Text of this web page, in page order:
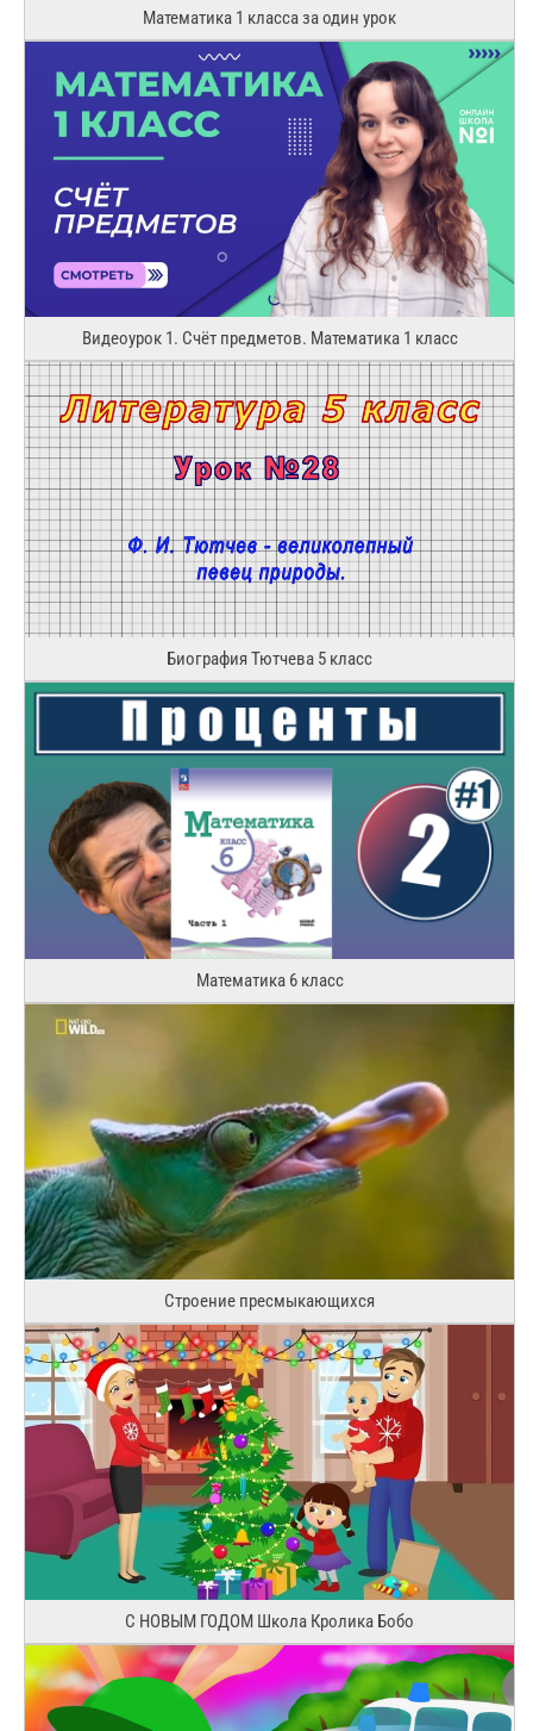
Математика 1 класса за один урок
Видеоурок 1. Счёт предметов. Математика 1 класс
Биография Тютчева 5 класс
Математика 6 класс
Строение пресмыкающихся
С НОВЫМ ГОДОМ Школа Кролика Бобо